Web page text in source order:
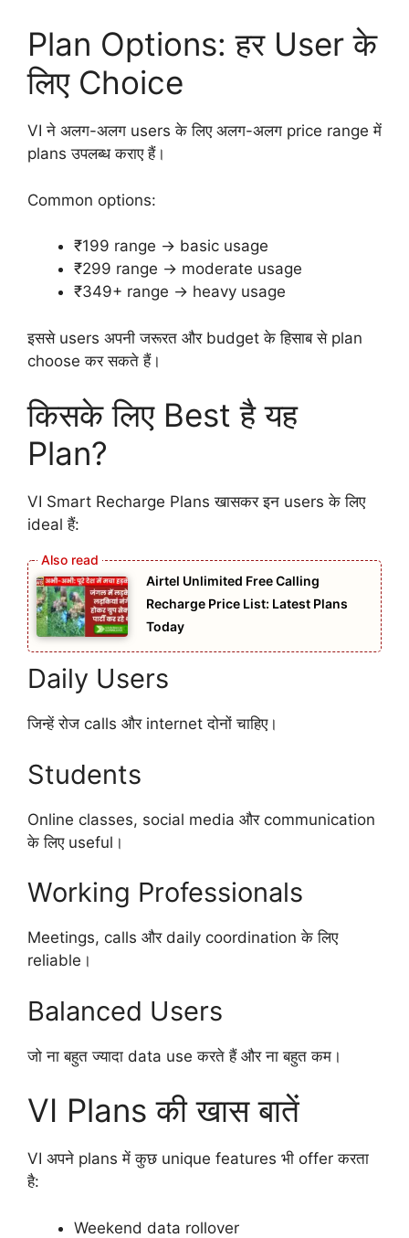
Plan Options: हर User के
लिए Choice
VI ने अलग-अलग users के लिए अलग-अलग price range में
plans उपलब्ध कराए हैं।
Common options:
₹199 range → basic usage
₹299 range → moderate usage
₹349+ range → heavy usage
इससे users अपनी जरूरत और budget के हिसाब से plan
choose कर सकते हैं।
किसके लिए Best है यह
Plan?
VI Smart Recharge Plans खासकर इन users के लिए
ideal हैं:
Airtel Unlimited Free Calling
Recharge Price List: Latest Plans
Today
Daily Users
जिन्हें रोज calls और internet दोनों चाहिए।
Students
Online classes, social media और communication
के लिए useful।
Working Professionals
Meetings, calls और daily coordination के लिए
reliable।
Balanced Users
जो ना बहुत ज्यादा data use करते हैं और ना बहुत कम।
VI Plans की खास बातें
VI अपने plans में कुछ unique features भी offer करता
है:
Weekend data rollover